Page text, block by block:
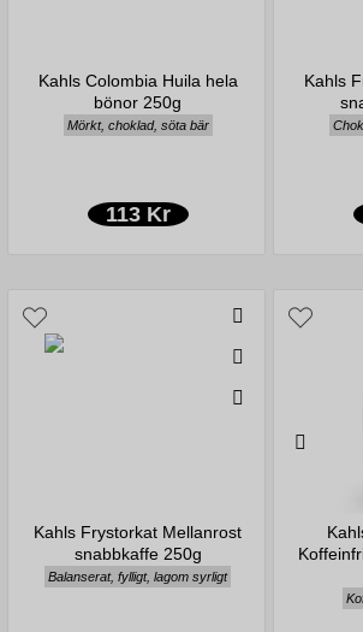
Kahls Colombia Huila hela
bönor 250g
Mörkt, choklad, söta bär
113 Kr
Kahls
Kahls Frystorkat Mellanrost
snabbkaffe 250g
Balanserat, fylligt, lagom syrligt